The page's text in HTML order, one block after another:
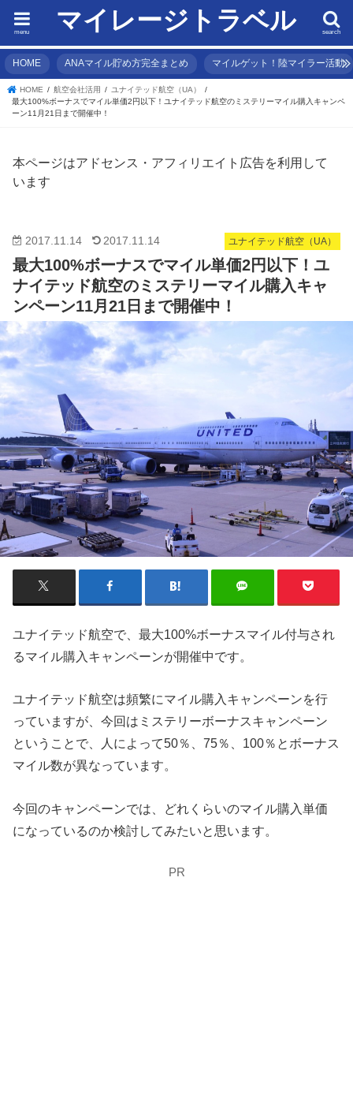
マイレージトラベル search
menu
HOME ANAマイル貯め方完全まとめ マイルゲット！陸マイラー活動
HOME 航空会社活用
ユナイテッド航空（UA）
最大100%ボーナスでマイル単価2円以下！ユナイテッド航空のミステリーマイル購入キャンペ
ーン11月21日まで開催中！
本ページはアドセンス・アフィリエイト広告を利用して
います
ユナイテッド航空（UA）
2017.11.14 2017.11.14
最大100%ボーナスでマイル単価2円以下！ユ
ナイテッド航空のミステリーマイル購入キャ
ンペーン11月21日まで開催中！
ユナイテッド航空で、最大100%ボーナスマイル付与され
るマイル購入キャンペーンが開催中です。
ユナイテッド航空は頻繁にマイル購入キャンペーンを行
っていますが、今回はミステリーボーナスキャンペーン
ということで、人によって50％、75％、100％とボーナス
マイル数が異なっています。
今回のキャンペーンでは、どれくらいのマイル購入単価
になっているのか検討してみたいと思います。
PR